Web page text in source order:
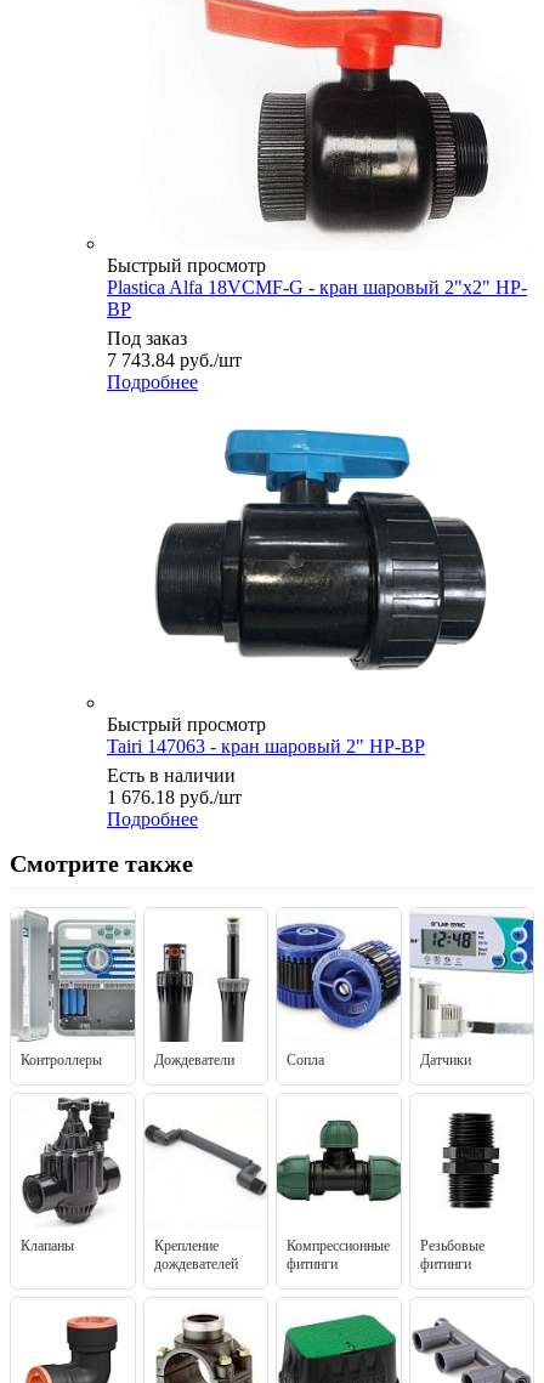
Быстрый просмотр
Plastica Alfa 18VCMF-G - кран шаровый 2"х2" НР-
ВР
Под заказ
7 743.84 руб./шт
Подробнее
Быстрый просмотр
Tairi 147063 - кран шаровый 2" НР-ВР
Есть в наличии
1 676.18 руб./шт
Подробнее
Смотрите также
Контроллеры Дождеватели Сопла Датчики
Клапаны
Крепление
дождевателей
Компрессионные
фитинги
Резьбовые
фитинги